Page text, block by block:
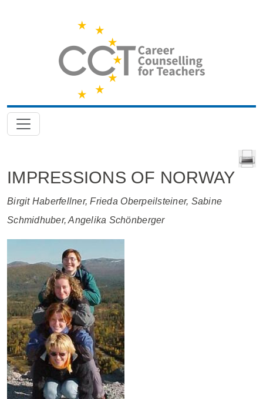
IMPRESSIONS OF NORWAY
Birgit Haberfellner, Frieda Oberpeilsteiner, Sabine
Schmidhuber, Angelika Schönberger